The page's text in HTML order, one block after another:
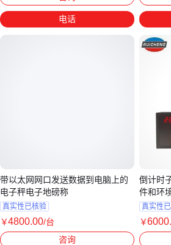
电话
带以太网网口发送数据到电脑上的
电子秤电子地磅称
真实性已核验
￥4800.00/台
咨询
倒计时
件和环
真实性
￥6000